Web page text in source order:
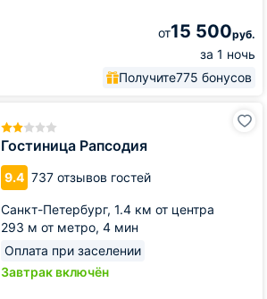
от15 500руб.
за 1 ночь
Получите775 бонусов
Гостиница Рапсодия
9.4 737 отзывов гостей
Санкт-Петербург, 1.4 км от центра
293 м от метро, 4 мин
Оплата при заселении
Завтрак включён